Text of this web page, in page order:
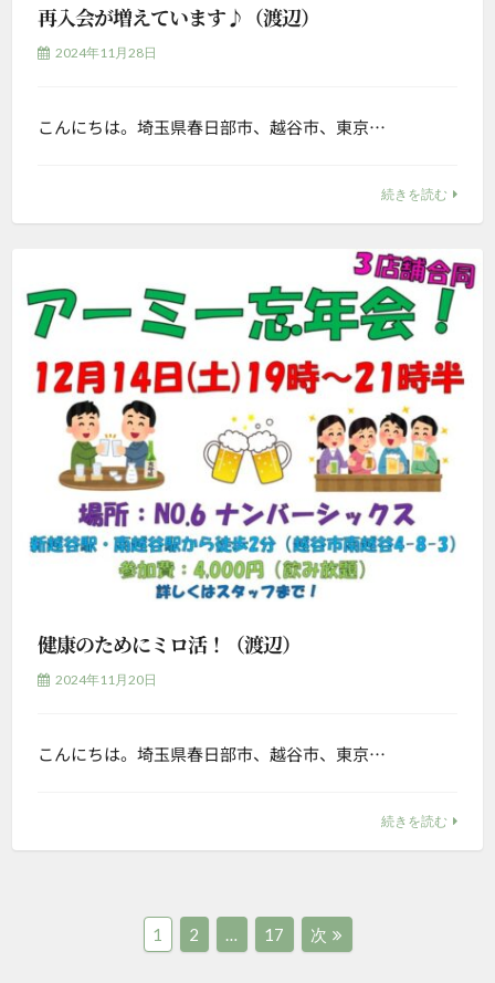
再入会が増えています♪（渡辺）
2024年11月28日
こんにちは。埼玉県春日部市、越谷市、東京…
続きを読む
健康のためにミロ活！（渡辺）
2024年11月20日
こんにちは。埼玉県春日部市、越谷市、東京…
続きを読む
固
定
1
固
定
2 …
固
定
17 次